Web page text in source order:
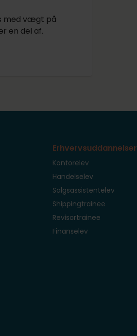
med vægt på
en del af.
Erhvervsuddannelser
Kontorelev
Handelselev
Salgsassistentelev
Shippingtrainee
Revisortrainee
Finanselev